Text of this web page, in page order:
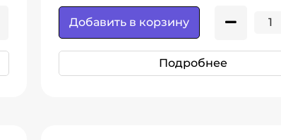
Добавить в корзину
Подробнее